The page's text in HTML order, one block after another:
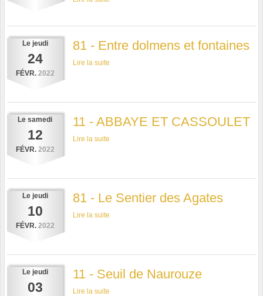
Le jeudi
24
FÉVR. 2022
81 - Entre dolmens et fontaines
Lire la suite
Le samedi
12
FÉVR. 2022
11 - ABBAYE ET CASSOULET
Lire la suite
Le jeudi
10
FÉVR. 2022
81 - Le Sentier des Agates
Lire la suite
Le jeudi
03
11 - Seuil de Naurouze
Lire la suite